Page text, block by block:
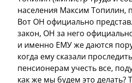
населения Максим Топилин,
Вот ОН официально
закон, ОН за него
и именно ЕМУ же даются
когда ему сказали
пенсионерам учесть все,
как же мы будем это делать?